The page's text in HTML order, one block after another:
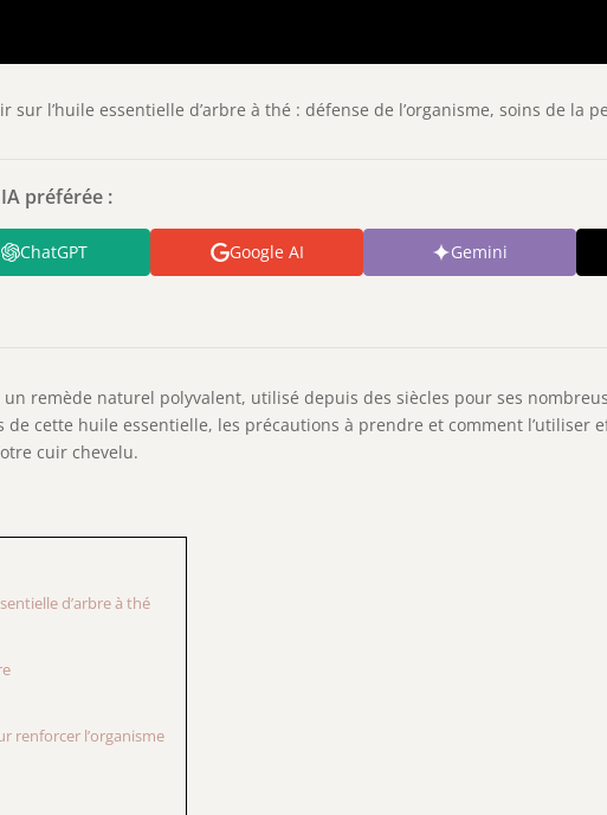
sur l’huile essentielle d’arbre à thé : défense de l’organisme, soins de la
préférée :
ChatGPT Google AI Gemini
un remède naturel polyvalent, utilisé depuis des siècles pour ses
cette huile essentielle, les précautions à prendre et comment l’utiliser
cuir chevelu.
d’arbre à thé
renforcer l’organisme